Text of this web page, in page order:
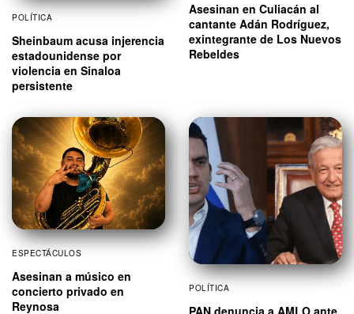
POLÍTICA
Sheinbaum acusa injerencia
estadounidense por
violencia en Sinaloa
persistente
Asesinan en Culiacán al
cantante Adán Rodríguez,
exintegrante de Los Nuevos
Rebeldes
ESPECTÁCULOS
Asesinan a músico en
concierto privado en
Reynosa
POLÍTICA